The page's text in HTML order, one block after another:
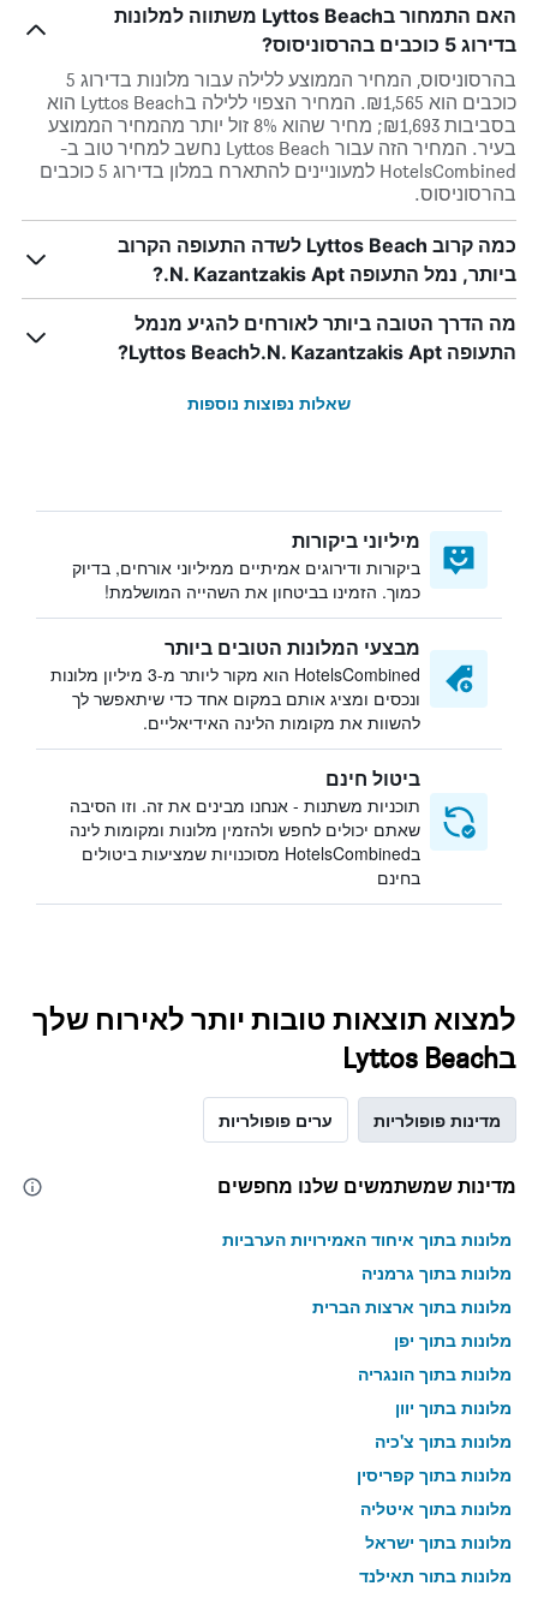
האם התמחור בLyttos Beach משתווה למלונות
בדירוג 5 כוכבים בהרסוניסוס?
בהרסוניסוס, המחיר הממוצע ללילה עבור מלונות בדירוג 5
כוכבים הוא ₪1,565. המחיר הצפוי ללילה בLyttos Beach הוא
בסביבות ₪1,693; מחיר שהוא 8% זול יותר מהמחיר הממוצע
בעיר. המחיר הזה עבור Lyttos Beach נחשב למחיר טוב ב-
HotelsCombined למעוניינים להתארח במלון בדירוג 5 כוכבים
בהרסוניסוס.
כמה קרוב Lyttos Beach לשדה התעופה הקרוב
ביותר, נמל התעופה N. Kazantzakis Apt.?
מה הדרך הטובה ביותר לאורחים להגיע מנמל
התעופה N. Kazantzakis Apt.לLyttos Beach?
שאלות נפוצות נוספות
מיליוני ביקורות
ביקורות ודירוגים אמיתיים ממיליוני אורחים, בדיוק
כמוך. הזמינו בביטחון את השהייה המושלמת!
מבצעי המלונות הטובים ביותר
HotelsCombined הוא מקור ליותר מ-3 מיליון מלונות
ונכסים ומציג אותם במקום אחד כדי שיתאפשר לך
להשוות את מקומות הלינה האידיאליים.
ביטול חינם
תוכניות משתנות - אנחנו מבינים את זה. וזו הסיבה
שאתם יכולים לחפש ולהזמין מלונות ומקומות לינה
בHotelsCombined מסוכנויות שמציעות ביטולים
בחינם
למצוא תוצאות טובות יותר לאירוח שלך
בLyttos Beach
מדינות פופולריות ערים פופולריות
מדינות שמשתמשים שלנו מחפשים
מלונות בתוך איחוד האמירויות הערביות
מלונות בתוך גרמניה
מלונות בתוך ארצות הברית
מלונות בתוך יפן
מלונות בתוך הונגריה
מלונות בתוך יוון
מלונות בתוך צ'כיה
מלונות בתוך קפריסין
מלונות בתוך איטליה
מלונות בתוך ישראל
מלונות בתוך תאילנד